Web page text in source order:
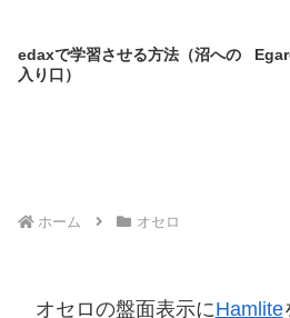
edaxで学習させる方法（沼への
入り口）
ホーム オセロ
オセロの盤面表示にHamlite